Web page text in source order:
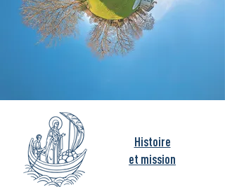
Histoire
et mission